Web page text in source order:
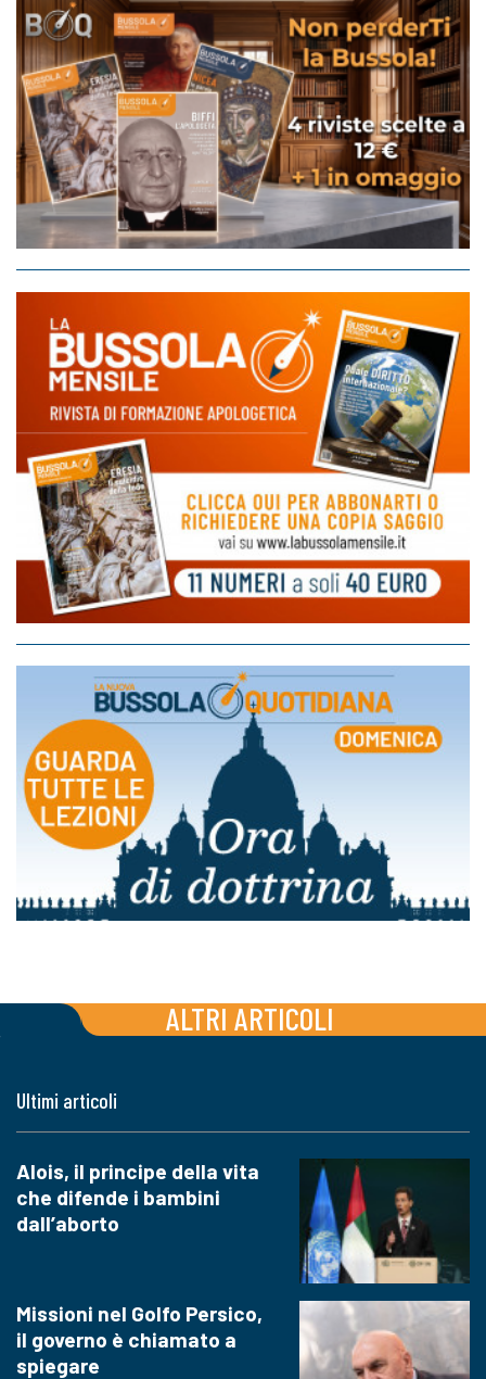
ALTRI ARTICOLI
Ultimi articoli
Alois, il principe della vita
che difende i bambini
dall’aborto
Missioni nel Golfo Persico,
il governo è chiamato a
spiegare